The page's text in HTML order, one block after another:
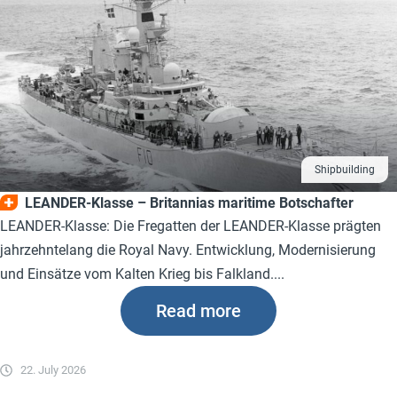
Shipbuilding
LEANDER-Klasse – Britannias maritime Botschafter
LEANDER-Klasse: Die Fregatten der LEANDER-Klasse prägten
jahrzehntelang die Royal Navy. Entwicklung, Modernisierung
und Einsätze vom Kalten Krieg bis Falkland....
22. July 2026
Read more